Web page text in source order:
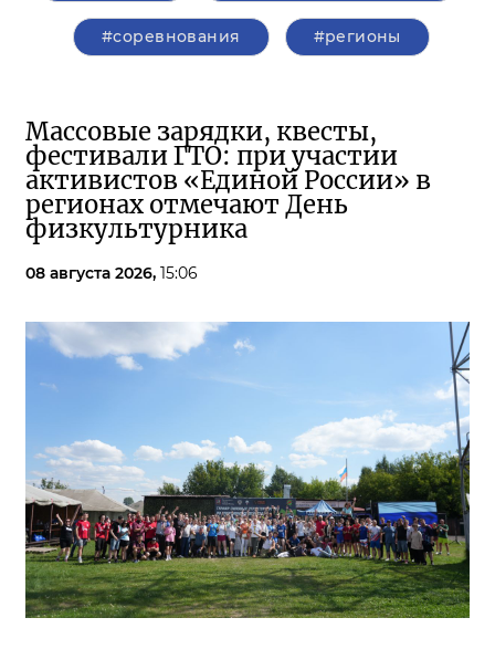
#соревнования #регионы
Массовые зарядки, квесты,
фестивали ГТО: при участии
активистов «Единой России» в
регионах отмечают День
физкультурника
08 августа 2026, 15:06